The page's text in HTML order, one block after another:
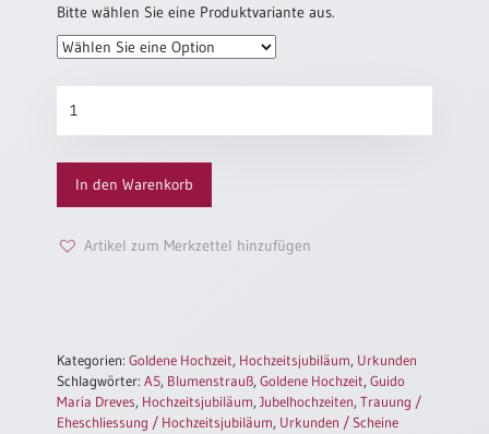
Jahreslosung
Restbestände
Restbestände
Bücher
Broschüren
Bitte wählen Sie eine Produktvariante aus.
Hochzeit
„Blumenstrauß“
(altes
Motiv)
Menge
In den Warenkorb
Artikel zum Merkzettel hinzufügen
Kategorien:Goldene Hochzeit, Hochzeitsjubiläum, Urkunden
Schlagwörter:A5, Blumenstrauß,Goldene Hochzeit,Guido
Maria Dreves, Hochzeitsjubiläum,Jubelhochzeiten,Trauung /
Eheschliessung / Hochzeitsjubiläum, Urkunden / Scheine